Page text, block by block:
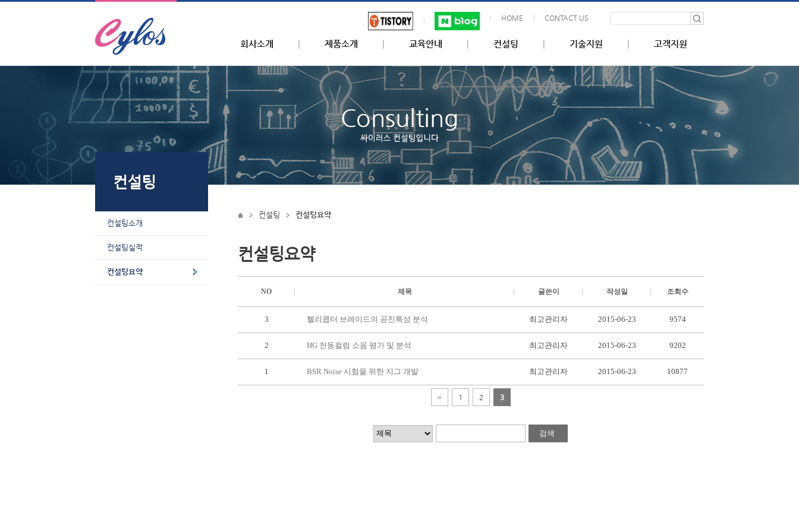
HOME CONTACT US
회사소개 제품소개 교육안내 컨설팅 기술지원 고객지원
컨설팅
컨설팅소개
컨설팅실적
컨설팅요약
컨설팅 컨설팅요약
컨설팅요약
NO 제목 글쓴이 작성일 조회수
3 헬리콥터 브레이드의 공진특성 분석 최고관리자 2015-06-23 9574
2 HG 전동컬럼 소음 평가 및 분석 최고관리자 2015-06-23 9202
1 BSR Noise 시험을 위한 지그 개발 최고관리자 2015-06-23 10877
1 2 3